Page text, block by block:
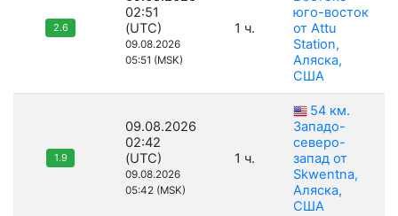
2.6
02:51
(UTC)
09.08.2026
05:51 (MSK)
1 ч.
юго-восток
от Attu
Station,
Аляска,
США
1.9
09.08.2026
02:42
(UTC)
09.08.2026
05:42 (MSK)
1 ч.
54 км.
Западо-
северо-
запад от
Skwentna,
Аляска,
США